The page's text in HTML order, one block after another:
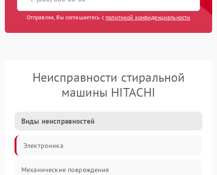
Отправляя, Вы соглашаетесь с политикой конфиденциальности
Неисправности стиральной
машины HITACHI
Виды неисправностей
Электроника
Механические повреждения